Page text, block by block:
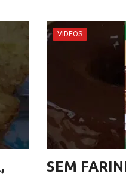
VIDEOS
SEM